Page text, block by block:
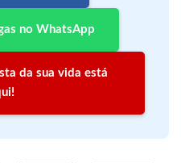
no WhatsApp
da sua vida está